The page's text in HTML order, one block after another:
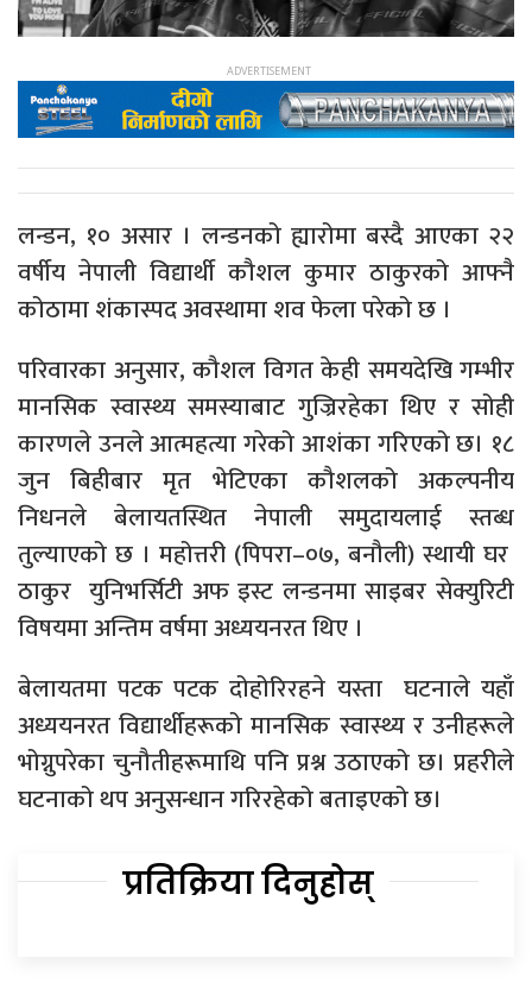
लन्डन, १० असार । लन्डनको ह्यारोमा बस्दै आएका २२
वर्षीय नेपाली विद्यार्थी कौशल कुमार ठाकुरको आफ्नै
कोठामा शंकास्पद अवस्थामा शव फेला परेको छ ।
परिवारका अनुसार, कौशल विगत केही समयदेखि गम्भीर
मानसिक स्वास्थ्य समस्याबाट गुज्रिरहेका थिए र सोही
कारणले उनले आत्महत्या गरेको आशंका गरिएको छ। १८
जुन बिहीबार मृत भेटिएका कौशलको अकल्पनीय
निधनले बेलायतस्थित नेपाली समुदायलाई स्तब्ध
तुल्याएको छ । महोत्तरी (पिपरा–०७, बनौली) स्थायी घर
ठाकुर युनिभर्सिटी अफ इस्ट लन्डनमा साइबर सेक्युरिटी
विषयमा अन्तिम वर्षमा अध्ययनरत थिए ।
बेलायतमा पटक पटक दोहोरिरहने यस्ता घटनाले यहाँ
अध्ययनरत विद्यार्थीहरूको मानसिक स्वास्थ्य र उनीहरूले
भोग्नुपरेका चुनौतीहरूमाथि पनि प्रश्न उठाएको छ। प्रहरीले
घटनाको थप अनुसन्धान गरिरहेको बताइएको छ।
प्रतिक्रिया दिनुहोस्